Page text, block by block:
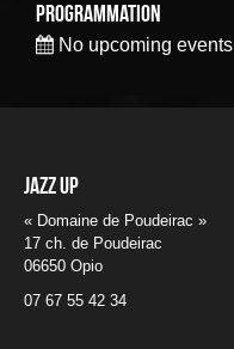
Programmation
No upcoming events
Jazz UP
« Domaine de Poudeirac »
17 ch. de Poudeirac
06650 Opio
07 67 55 42 34